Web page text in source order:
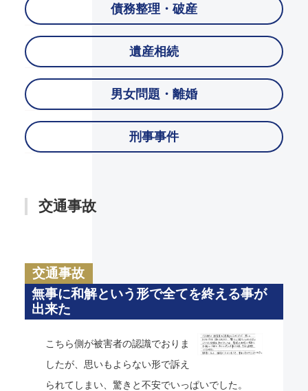
債務整理・破産
遺産相続
男女問題・離婚
刑事事件
交通事故
交通事故
無事に和解という形で全てを終える事が
出来た
こちら側が被害者の認識でおりま
したが、思いもよらない形で訴え
られてしまい、驚きと不安でいっぱいでした。